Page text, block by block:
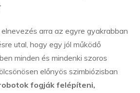
arra az egyre gyakrabban
utal, hogy egy jól működő
minden és mindenki szoros
előnyös szimbiózisban
fogják felépíteni,